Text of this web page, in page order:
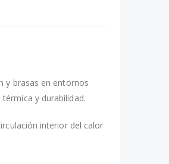
y brasas en entornos
y durabilidad.
interior del calor